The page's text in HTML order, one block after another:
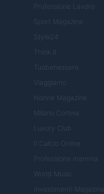
Professione Lavoro
Sport Magazine
Style24
Think.it
Tuobenessere
Viaggiamo
Nonne Magazine
Milano Cortina
Luxury Club
Il Calcio Online
Professione mamma
World Music
Investimenti Magazine